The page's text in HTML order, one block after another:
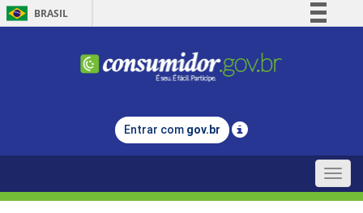
BRASIL
Comunica BR
Legislação
Entrar com gov.br
Toggle